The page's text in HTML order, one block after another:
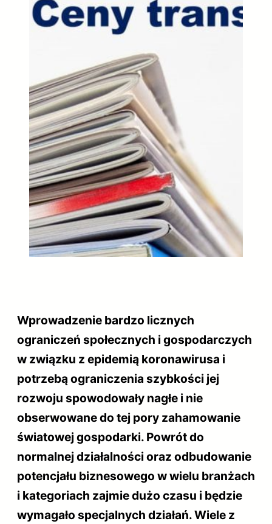
Wprowadzenie bardzo licznych
ograniczeń społecznych i gospodarczych
w związku z epidemią koronawirusa i
potrzebą ograniczenia szybkości jej
rozwoju spowodowały nagłe i nie
obserwowane do tej pory zahamowanie
światowej gospodarki. Powrót do
normalnej działalności oraz odbudowanie
potencjału biznesowego w wielu branżach
i kategoriach zajmie dużo czasu i będzie
wymagało specjalnych działań. Wiele z